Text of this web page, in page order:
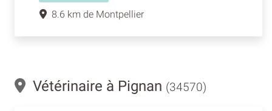
8.6 km de Montpellier
Vétérinaire à Pignan (34570)